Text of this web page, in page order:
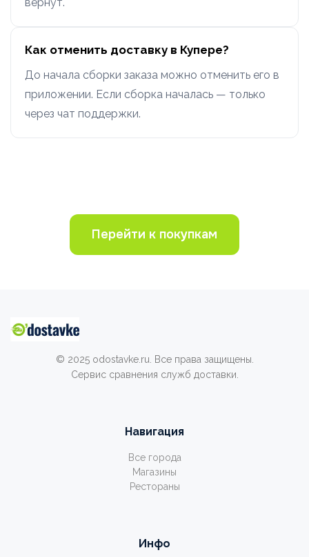
Как отменить доставку в Купере?
До начала сборки заказа можно отменить его в
приложении. Если сборка началась — только
через чат поддержки.
Перейти к покупкам
© 2025 odostavke.ru. Все права защищены.
Сервис сравнения служб доставки.
Навигация
Все города
Магазины
Рестораны
Инфо